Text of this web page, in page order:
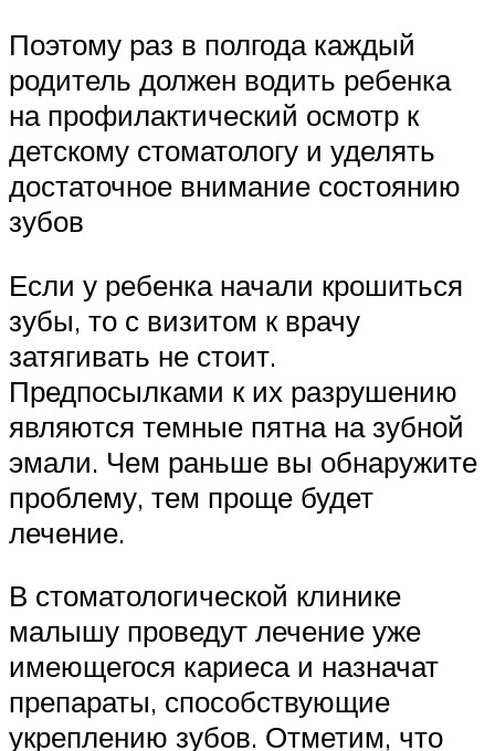
Поэтому раз в полгода каждый
родитель должен водить ребенка
на профилактический осмотр к
детскому стоматологу и уделять
достаточное внимание состоянию
зубов
Если у ребенка начали крошиться
зубы, то с визитом к врачу
затягивать не стоит.
Предпосылками к их разрушению
являются темные пятна на зубной
эмали. Чем раньше вы обнаружите
проблему, тем проще будет
лечение.
В стоматологической клинике
малышу проведут лечение уже
имеющегося кариеса и назначат
препараты, способствующие
укреплению зубов. Отметим, что